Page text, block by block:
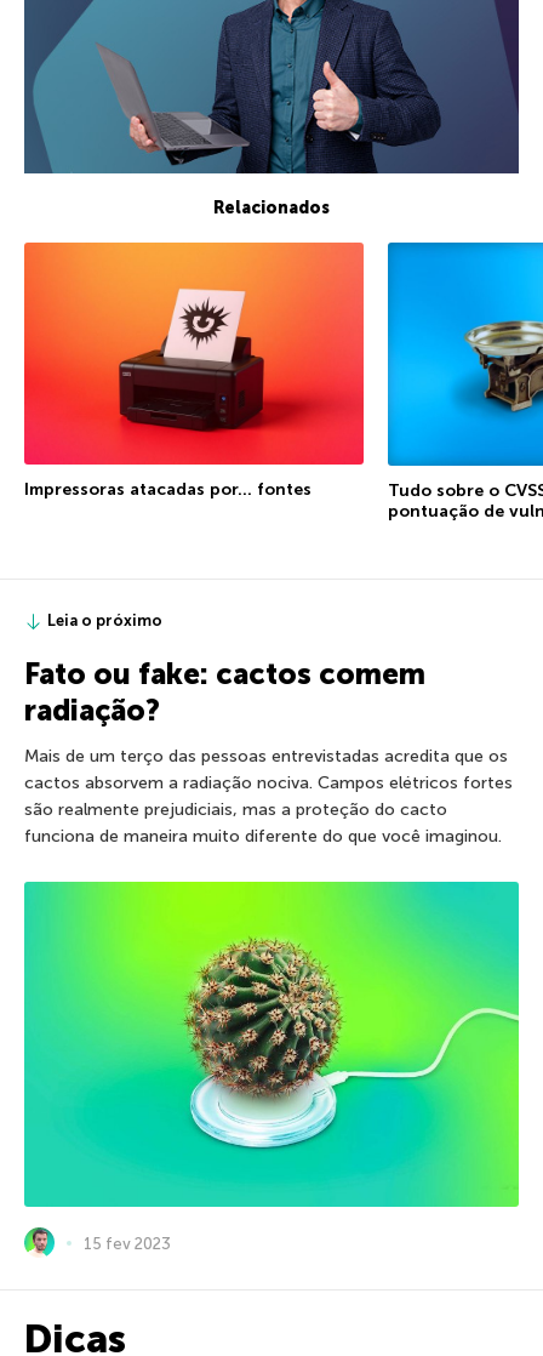
Relacionados
Impressoras atacadas por… fontes
Tudo sobre o
pontuação de
Leia o próximo
Fato ou fake: cactos comem
radiação?
Mais de um terço das pessoas entrevistadas acredita que os
cactos absorvem a radiação nociva. Campos elétricos fortes
são realmente prejudiciais, mas a proteção do cacto
funciona de maneira muito diferente do que você imaginou.
15 fev 2023
Dicas